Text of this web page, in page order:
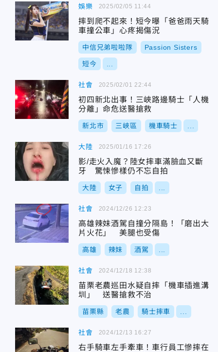
娛樂
摔到爬不起來！短今曝「爸爸雨天騎
車撞公車」心疼揭傷況
中信兄弟啦啦隊 Passion Sisters
短今
2025/02/05 11:44
社會
初四新北出事！三峽路邊騎士「人機
分離」命危送醫搶救
新北市 三峽區 機車騎士
2025/02/01 22:44
大陸
影/走火入魔？陸女摔車滿臉血又斷
牙 驚悚慘樣仍不忘自拍
大陸 女子 自拍
2025/01/16 17:26
社會
高雄辣妹酒駕自撞分隔島！「磨出大
片火花」 美腿也受傷
高雄 辣妹 酒駕
2024/12/26 12:23
社會
苗栗老農巡田水疑自摔「機車插進溝
圳」 送醫搶救不治
苗栗縣 老農 騎士摔車
2024/12/18 12:38
社會
右手騎車左手牽車！車行員工慘摔在
2024/12/13 16:27